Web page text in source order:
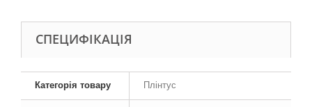
СПЕЦИФІКАЦІЯ
Категорія товару Плінтус